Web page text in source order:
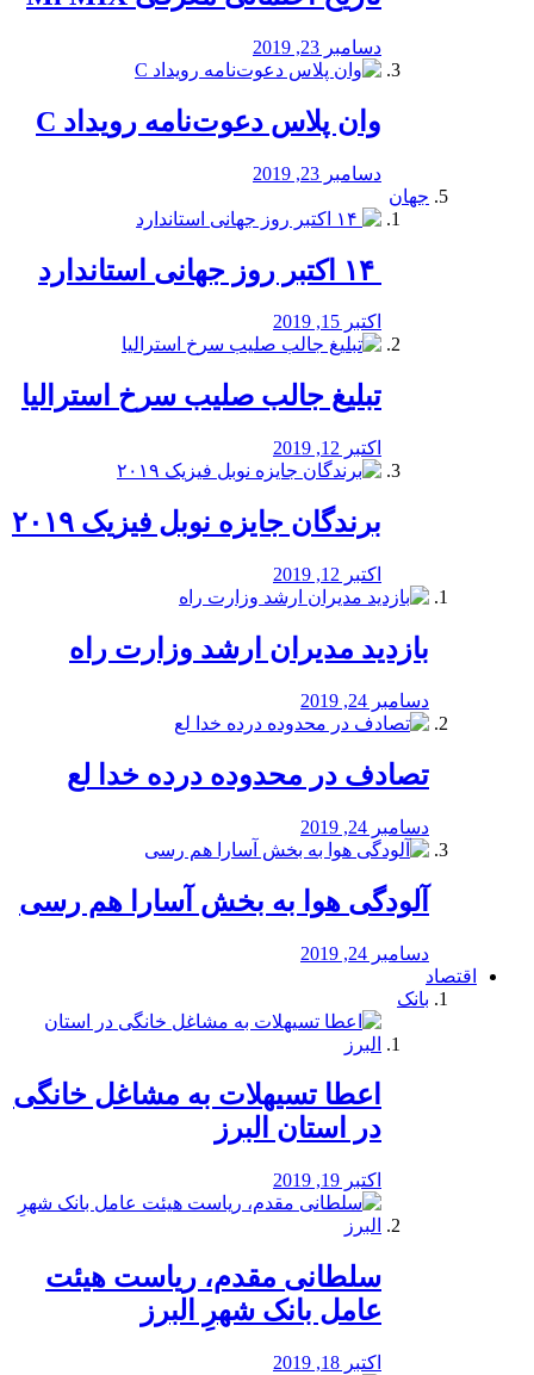
دسامبر 23, 2019
وان پلاس دعوت‌نامه رویداد C
دسامبر 23, 2019
جهان
اکتبر 15, 2019
تبلیغ جالب صلیب سرخ استرالیا
اکتبر 12, 2019
برندگان جایزه نوبل فیزیک ۲۰۱۹
اکتبر 12, 2019
بازدید مدیران ارشد وزارت راه
دسامبر 24, 2019
تصادف در محدوده درده خدا لع
دسامبر 24, 2019
آلودگی هوا به بخش آسارا هم رسی
دسامبر 24, 2019
اقتصاد
بانک
️اعطا تسیهلات به مشاغل خانگی
در استان البرز
اکتبر 19, 2019
سلطانی مقدم، ریاست هیئت
عامل بانک شهرِ البرز
اکتبر 18, 2019